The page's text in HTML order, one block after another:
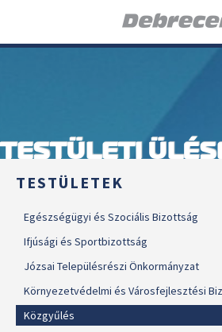
TESTÜLETI
TESTÜLETEK
Egészségügyi és Szociális Bizottság
Ifjúsági és Sportbizottság
Józsai Településrészi Önkormányzat
Környezetvédelmi és Városfejlesztési
Közgyűlés